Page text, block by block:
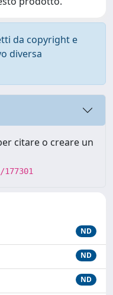
da copyright e
diversa
citare o creare un
ND
ND
ND